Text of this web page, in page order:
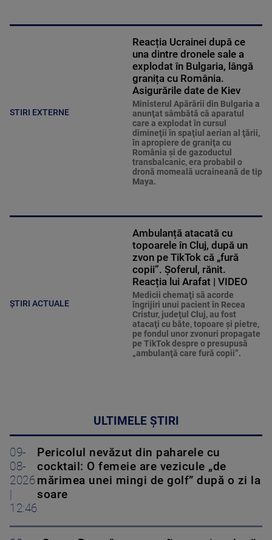
STIRI EXTERNE
Reacția Ucrainei după ce
una dintre dronele sale a
explodat în Bulgaria, lângă
granița cu România.
Asigurările date de Kiev
Ministerul Apărării din Bulgaria a
anunţat sâmbătă că aparatul
care a explodat în cursul
dimineţii în spaţiul aerian al ţării,
în apropiere de graniţa cu
România şi de gazoductul
transbalcanic, era probabil o
dronă momeală ucraineană de tip
Maya.
ȘTIRI ACTUALE
Ambulanță atacată cu
topoarele în Cluj, după un
zvon pe TikTok că „fură
copii”. Șoferul, rănit.
Reacția lui Arafat | VIDEO
Medicii chemaţi să acorde
îngrijiri unui pacient în Recea
Cristur, judeţul Cluj, au fost
atacaţi cu bâte, topoare şi pietre,
pe fondul unor zvonuri propagate
pe TikTok despre o presupusă
„ambulanţă care fură copii”.
ULTIMELE ȘTIRI
09-
08-
2026
12:46
Pericolul nevăzut din paharele cu
cocktail: O femeie are vezicule „de
mărimea unei mingi de golf” după o zi la
soare